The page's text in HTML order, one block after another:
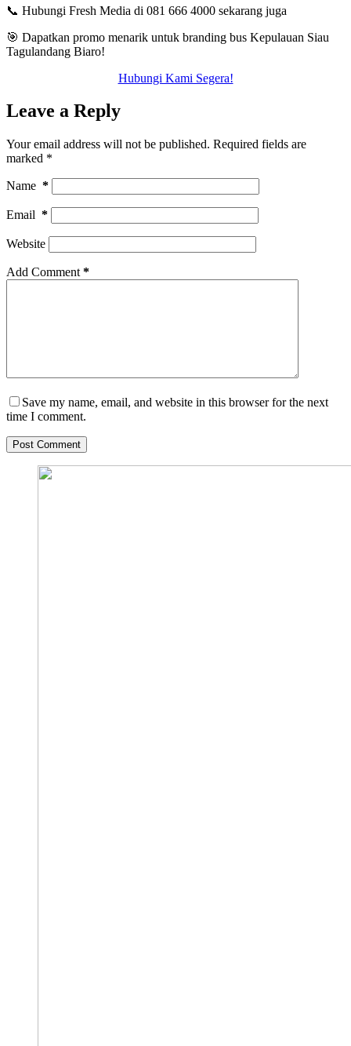
📞 Hubungi Fresh Media di 081 666 4000 sekarang juga
🎯 Dapatkan promo menarik untuk branding bus Kepulauan Siau
Tagulandang Biaro!
Hubungi Kami Segera!
Leave a Reply
Your email address will not be published. Required fields are
marked *
Name *
Email *
Website
Add Comment *
Save my name, email, and website in this browser for the next
time I comment.
Post Comment